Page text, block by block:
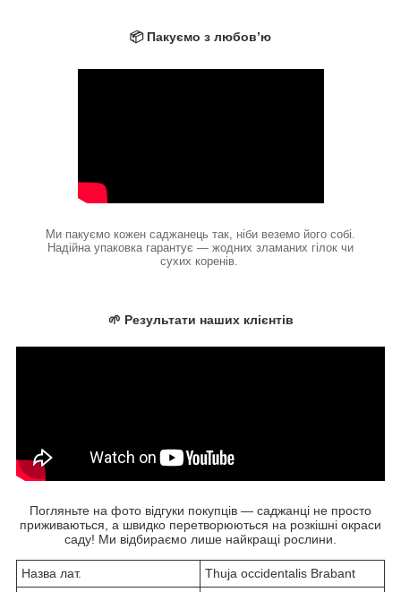
📦 Пакуємо з любов’ю
Ми пакуємо кожен саджанець так, ніби веземо його собі.
Надійна упаковка гарантує — жодних зламаних гілок чи
сухих коренів.
🌱 Результати наших клієнтів
Погляньте на фото відгуки покупців — саджанці не просто
приживаються, а швидко перетворюються на розкішні окраси
саду! Ми відбираємо лише найкращі рослини.
Назва лат.
Thuja occidentalis Brabant